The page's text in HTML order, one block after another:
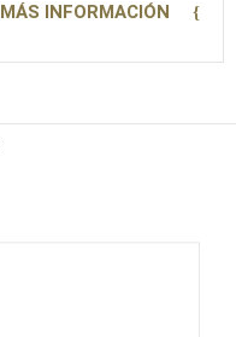
MÁS INFORMACIÓN